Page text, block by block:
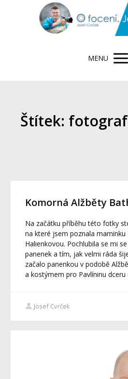
MENU
Štítek:
Komorná Alžběty
Na začátku příběhu této fotky
na které jsem poznala maminku
Halienkovou. Pochlubila se mi
panenek a tím, jak velmi ráda
začalo panenkou v podobě
a kostýmem pro Pavlíninu dceru
Josef Cvrček